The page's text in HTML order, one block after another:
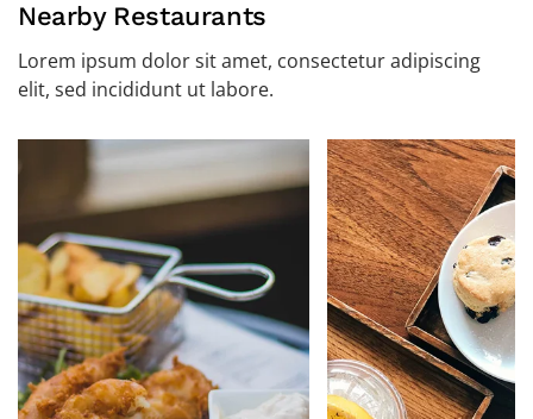
Nearby Restaurants
Lorem ipsum dolor sit amet, consectetur adipiscing
elit, sed incididunt ut labore.